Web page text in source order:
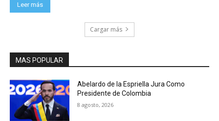
Leer más
Cargar más
MAS POPULAR
Abelardo de la Espriella Jura Como
Presidente de Colombia
8 agosto, 2026